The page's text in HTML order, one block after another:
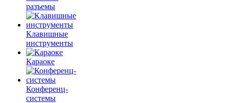
разъемы
Клавишные
инструменты
Караоке
Конференц-
системы